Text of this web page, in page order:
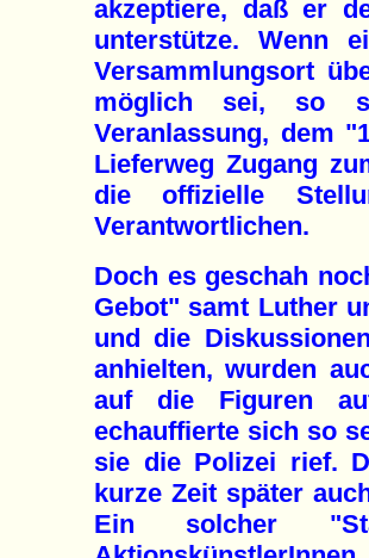
akzeptiere, daß er
unterstütze. Wenn
Versammlungsort
möglich sei, so
Veranlassung, dem
Lieferweg Zugang
die offizielle
Verantwortlichen.
Doch es geschah
Gebot" samt Luther
und die
anhielten, wurden
auf die Figuren
echauffierte sich so
sie die Polizei rief.
kurze Zeit später
Ein solcher